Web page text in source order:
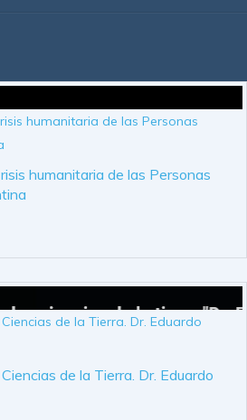
humanitaria de las Personas
de la Tierra. Dr. Eduardo